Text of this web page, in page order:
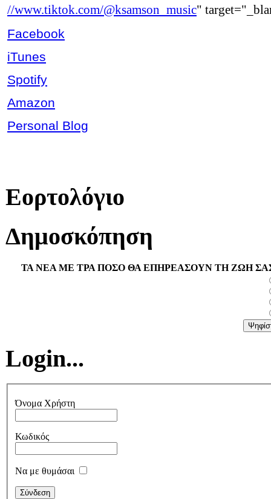
//www.tiktok.com/@ksamson_music"
Facebook
iTunes
Spotify
Amazon
Personal Blog
Εορτολόγιο
Δημοσκόπηση
ΤΑ ΝΕΑ ΜΕ ΤΡΑ ΠΟΣΟ ΘΑ ΕΠΗΡΕΑΣΟΥΝ ΤΗ ΖΩΗ
Login...
Όνομα Χρήστη
Κωδικός
Να με θυμάσαι